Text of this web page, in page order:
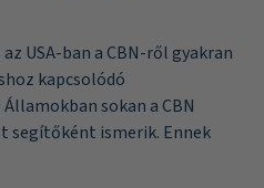
USA-ban a CBN-ről gyakran
kapcsolódó
sokan a CBN
segítőként ismerik. Ennek